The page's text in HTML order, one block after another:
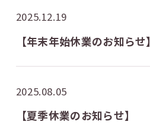
2025.12.19
【年末年始休業のお知らせ】
2025.08.05
【夏季休業のお知らせ】